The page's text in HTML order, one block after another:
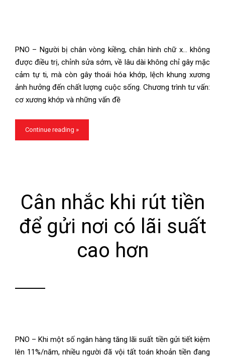
PNO – Người bị chân vòng kiềng, chân hình chữ x… không
được điều trị, chỉnh sửa sớm, về lâu dài không chỉ gây mặc
cảm tự ti, mà còn gây thoái hóa khớp, lệch khung xương
ảnh hưởng đến chất lượng cuộc sống. Chương trình tư vấn:
cơ xương khớp và những vấn đề
Continue reading »
Cân nhắc khi rút tiền
để gửi nơi có lãi suất
cao hơn
PNO – Khi một số ngân hàng tăng lãi suất tiền gửi tiết kiệm
lên 11%/năm, nhiều người đã vội tất toán khoản tiền đang